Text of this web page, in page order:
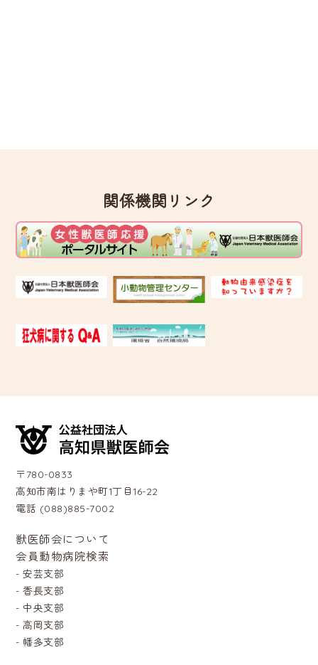
関係機関リンク
〒780-0833
高知市南はりまや町1丁目16-22
電話 (088)885-7002
獣医師会について
会員動物病院検索
-安芸支部
-香長支部
- 中央支部
-高岡支部
- 幡多支部